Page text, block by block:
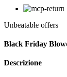
Unbeatable offers
Black Friday
Descrizione